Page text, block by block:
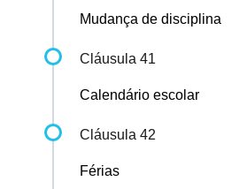
Mudança de disciplina
Cláusula 41
Calendário escolar
Cláusula 42
Férias